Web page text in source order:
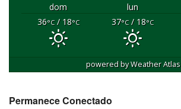
dom lun
36°C/ 18°C 37°C/ 18°C
powered byWeather Atlas
Permanece Conectado